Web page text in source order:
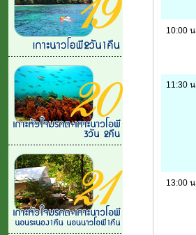
10:00 น.
11:30 น.
13:00 น.